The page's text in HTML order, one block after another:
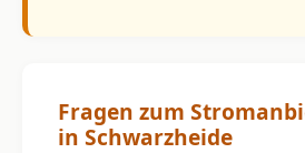
Fragen zum
in Schwarzheide